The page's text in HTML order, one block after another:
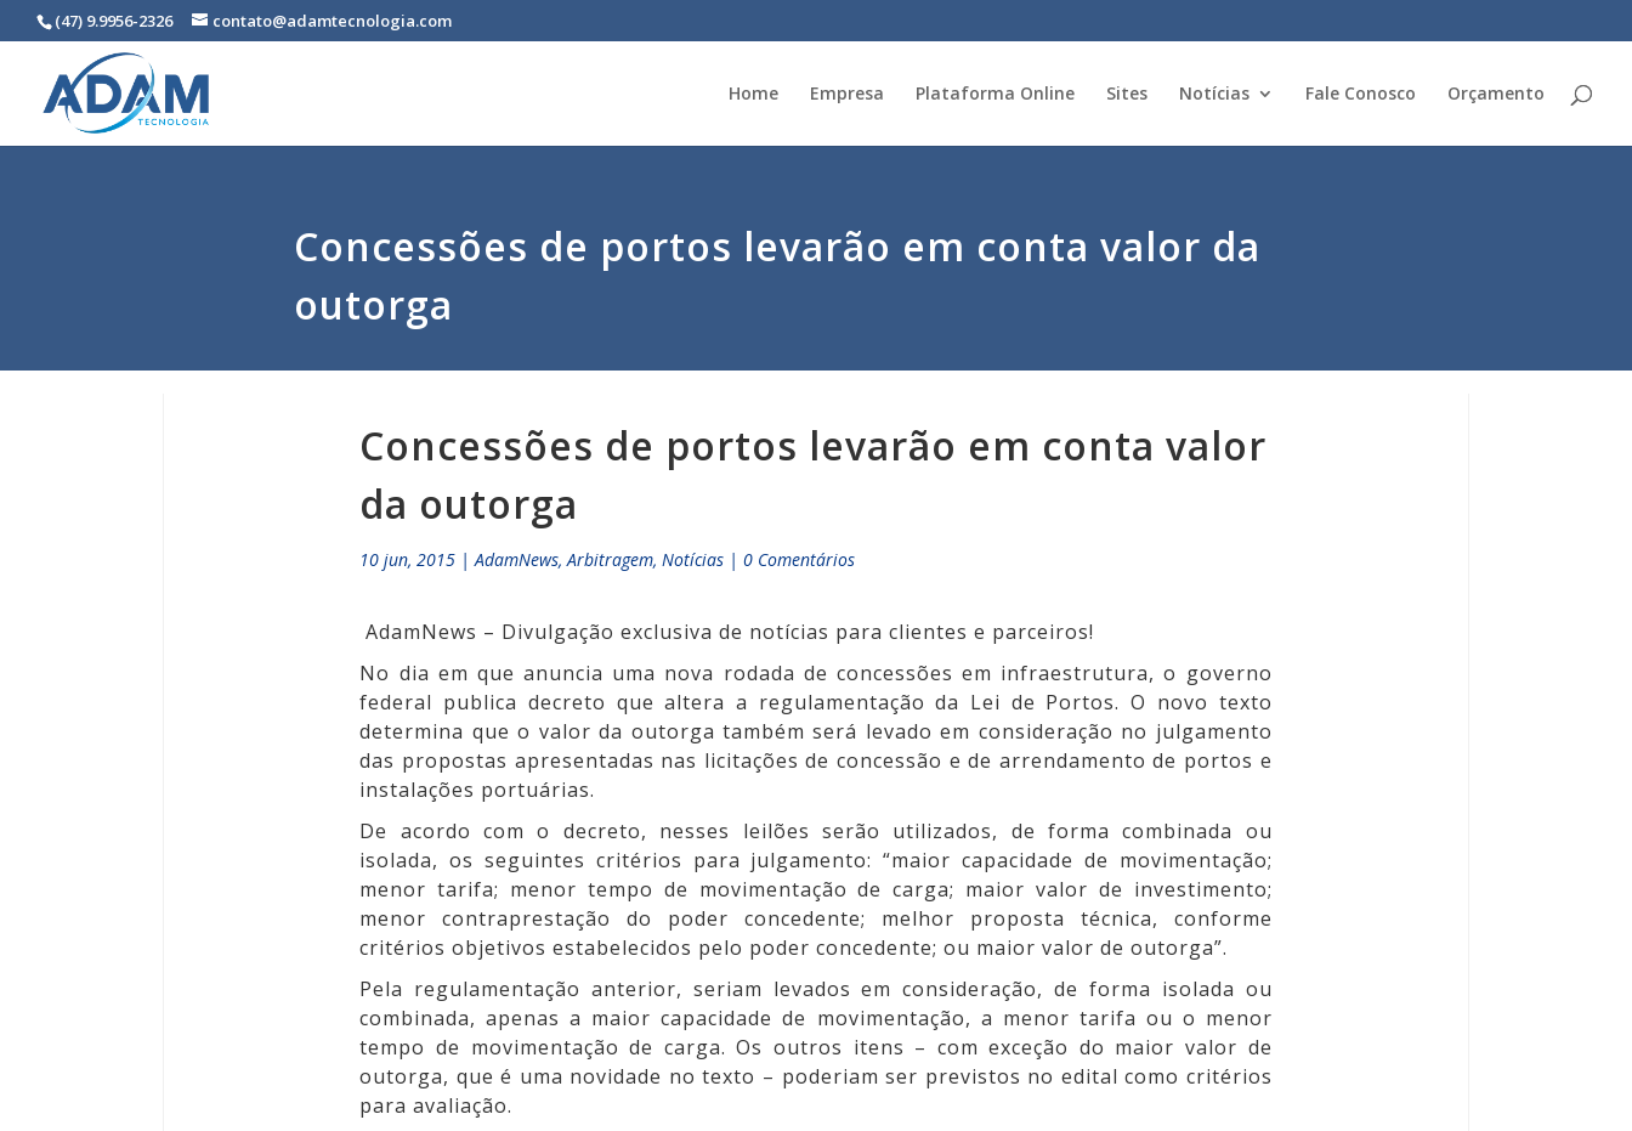
(47) 9.9956-2326 contato@adamtecnologia.com
Home Empresa Plataforma Online Sites Notícias Fale Conosco Orçamento
Concessões de portos levarão em conta valor da
outorga
Concessões de portos levarão em conta valor
da outorga
10 jun, 2015 |AdamNews,Arbitragem,Notícias |0 Comentários
AdamNews – Divulgação exclusiva de notícias para clientes e parceiros!
No dia em que anuncia uma nova rodada de concessões em infraestrutura, o governo
federal publica decreto que altera a regulamentação da Lei de Portos. O novo texto
determina que o valor da outorga também será levado em consideração no julgamento
das propostas apresentadas nas licitações de concessão e de arrendamento de portos e
instalações portuárias.
De acordo com o decreto, nesses leilões serão utilizados, de forma combinada ou
isolada, os seguintes critérios para julgamento: “maior capacidade de movimentação;
menor tarifa; menor tempo de movimentação de carga; maior valor de investimento;
menor contraprestação do poder concedente; melhor proposta técnica, conforme
critérios objetivos estabelecidos pelo poder concedente; ou maior valor de outorga”.
Pela regulamentação anterior, seriam levados em consideração, de forma isolada ou
combinada, apenas a maior capacidade de movimentação, a menor tarifa ou o menor
tempo de movimentação de carga. Os outros itens – com exceção do maior valor de
outorga, que é uma novidade no texto – poderiam ser previstos no edital como critérios
para avaliação.